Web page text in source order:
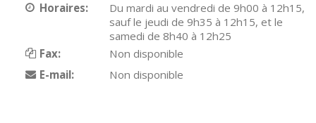
Horaires:
Du mardi au vendredi de 9h00 à 12h15,
sauf le jeudi de 9h35 à 12h15, et le
samedi de 8h40 à 12h25
Fax:
Non disponible
E-mail:
Non disponible